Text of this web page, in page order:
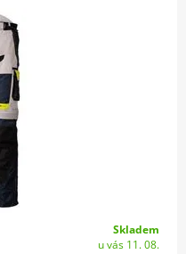
Skladem
u vás 11. 08.